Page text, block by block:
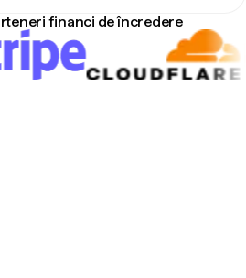
financi de încredere